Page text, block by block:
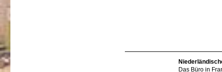
Das Büro in